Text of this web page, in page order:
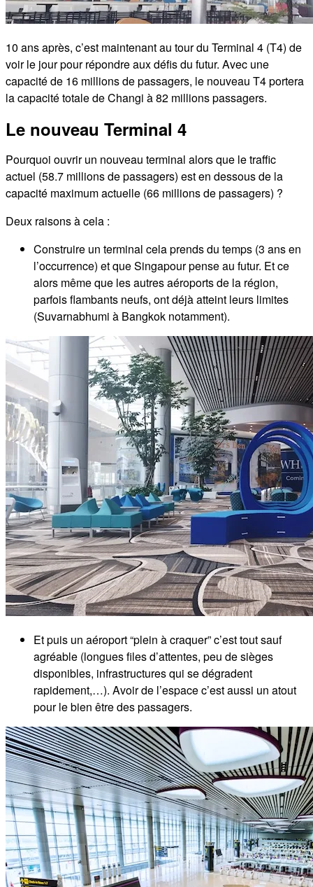
10 ans après, c’est maintenant au tour du Terminal 4 (T4) de
voir le jour pour répondre aux défis du futur. Avec une
capacité de 16 millions de passagers, le nouveau T4 portera
la capacité totale de Changi à 82 millions passagers.
Le nouveau Terminal 4
Pourquoi ouvrir un nouveau terminal alors que le traffic
actuel (58.7 millions de passagers) est en dessous de la
capacité maximum actuelle (66 millions de passagers) ?
Deux raisons à cela :
Construire un terminal cela prends du temps (3 ans en
l’occurrence) et que Singapour pense au futur. Et ce
alors même que les autres aéroports de la région,
parfois flambants neufs, ont déjà atteint leurs limites
(Suvarnabhumi à Bangkok notamment).
Et puis un aéroport “plein à craquer” c’est tout sauf
agréable (longues files d’attentes, peu de sièges
disponibles, infrastructures qui se dégradent
rapidement,…). Avoir de l’espace c’est aussi un atout
pour le bien être des passagers.